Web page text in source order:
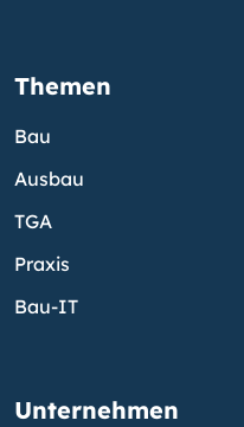
Themen
Bau
Ausbau
TGA
Praxis
Bau-IT
Unternehmen